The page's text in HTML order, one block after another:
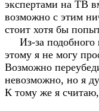
экспертами на ТВ
возможно с этим
стоит хотя бы
Из-за подобного
этому я не могу
Возможно
невозможно, но я
К тому же я